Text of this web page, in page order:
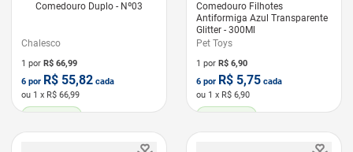
Comedouro Duplo - Nº03
Chalesco
1 por R$ 66,99
6 por R$ 55,82 cada
ou 1 x R$ 66,99
Comedouro Filhotes
Antiformiga Azul Transparente
Glitter - 300Ml
Pet Toys
1 por R$ 6,90
6 por R$ 5,75 cada
ou 1 x R$ 6,90